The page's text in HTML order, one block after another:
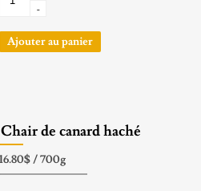
-
Ajouter au panier
Chair de canard haché